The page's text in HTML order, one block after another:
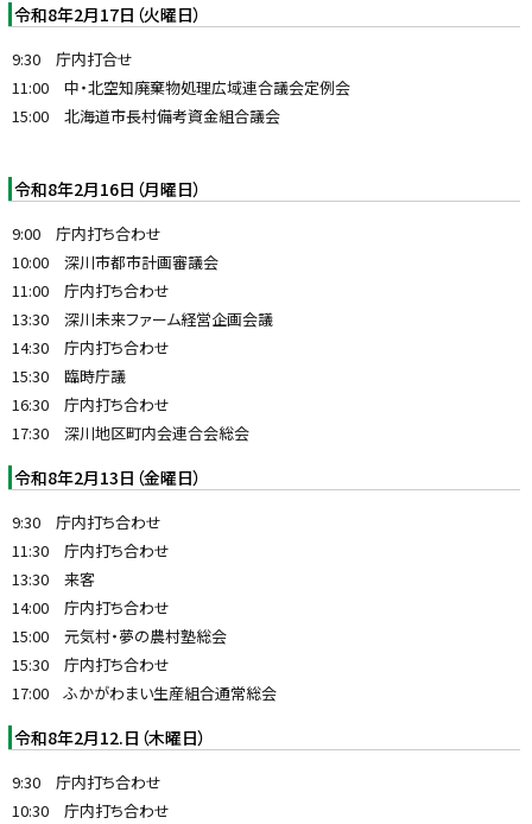
令和8年2月17日（火曜日）
9:30 庁内打合せ
11:00 中・北空知廃棄物処理広域連合議会定例会
15:00 北海道市長村備考資金組合議会
令和8年2月16日（月曜日）
9:00 庁内打ち合わせ
10:00 深川市都市計画審議会
11:00 庁内打ち合わせ
13:30 深川未来ファーム経営企画会議
14:30 庁内打ち合わせ
15:30 臨時庁議
16:30 庁内打ち合わせ
17:30 深川地区町内会連合会総会
令和8年2月13日（金曜日）
9:30 庁内打ち合わせ
11:30 庁内打ち合わせ
13:30 来客
14:00 庁内打ち合わせ
15:00 元気村・夢の農村塾総会
15:30 庁内打ち合わせ
17:00 ふかがわまい生産組合通常総会
令和8年2月12.日（木曜日）
9:30 庁内打ち合わせ
10:30 庁内打ち合わせ